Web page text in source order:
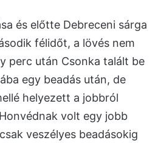
és előtte Debreceni sárga
félidőt, a lövés nem
perc után Csonka talált be
egy beadás után, de
helyezett a jobbról
volt egy jobb
veszélyes beadásokig